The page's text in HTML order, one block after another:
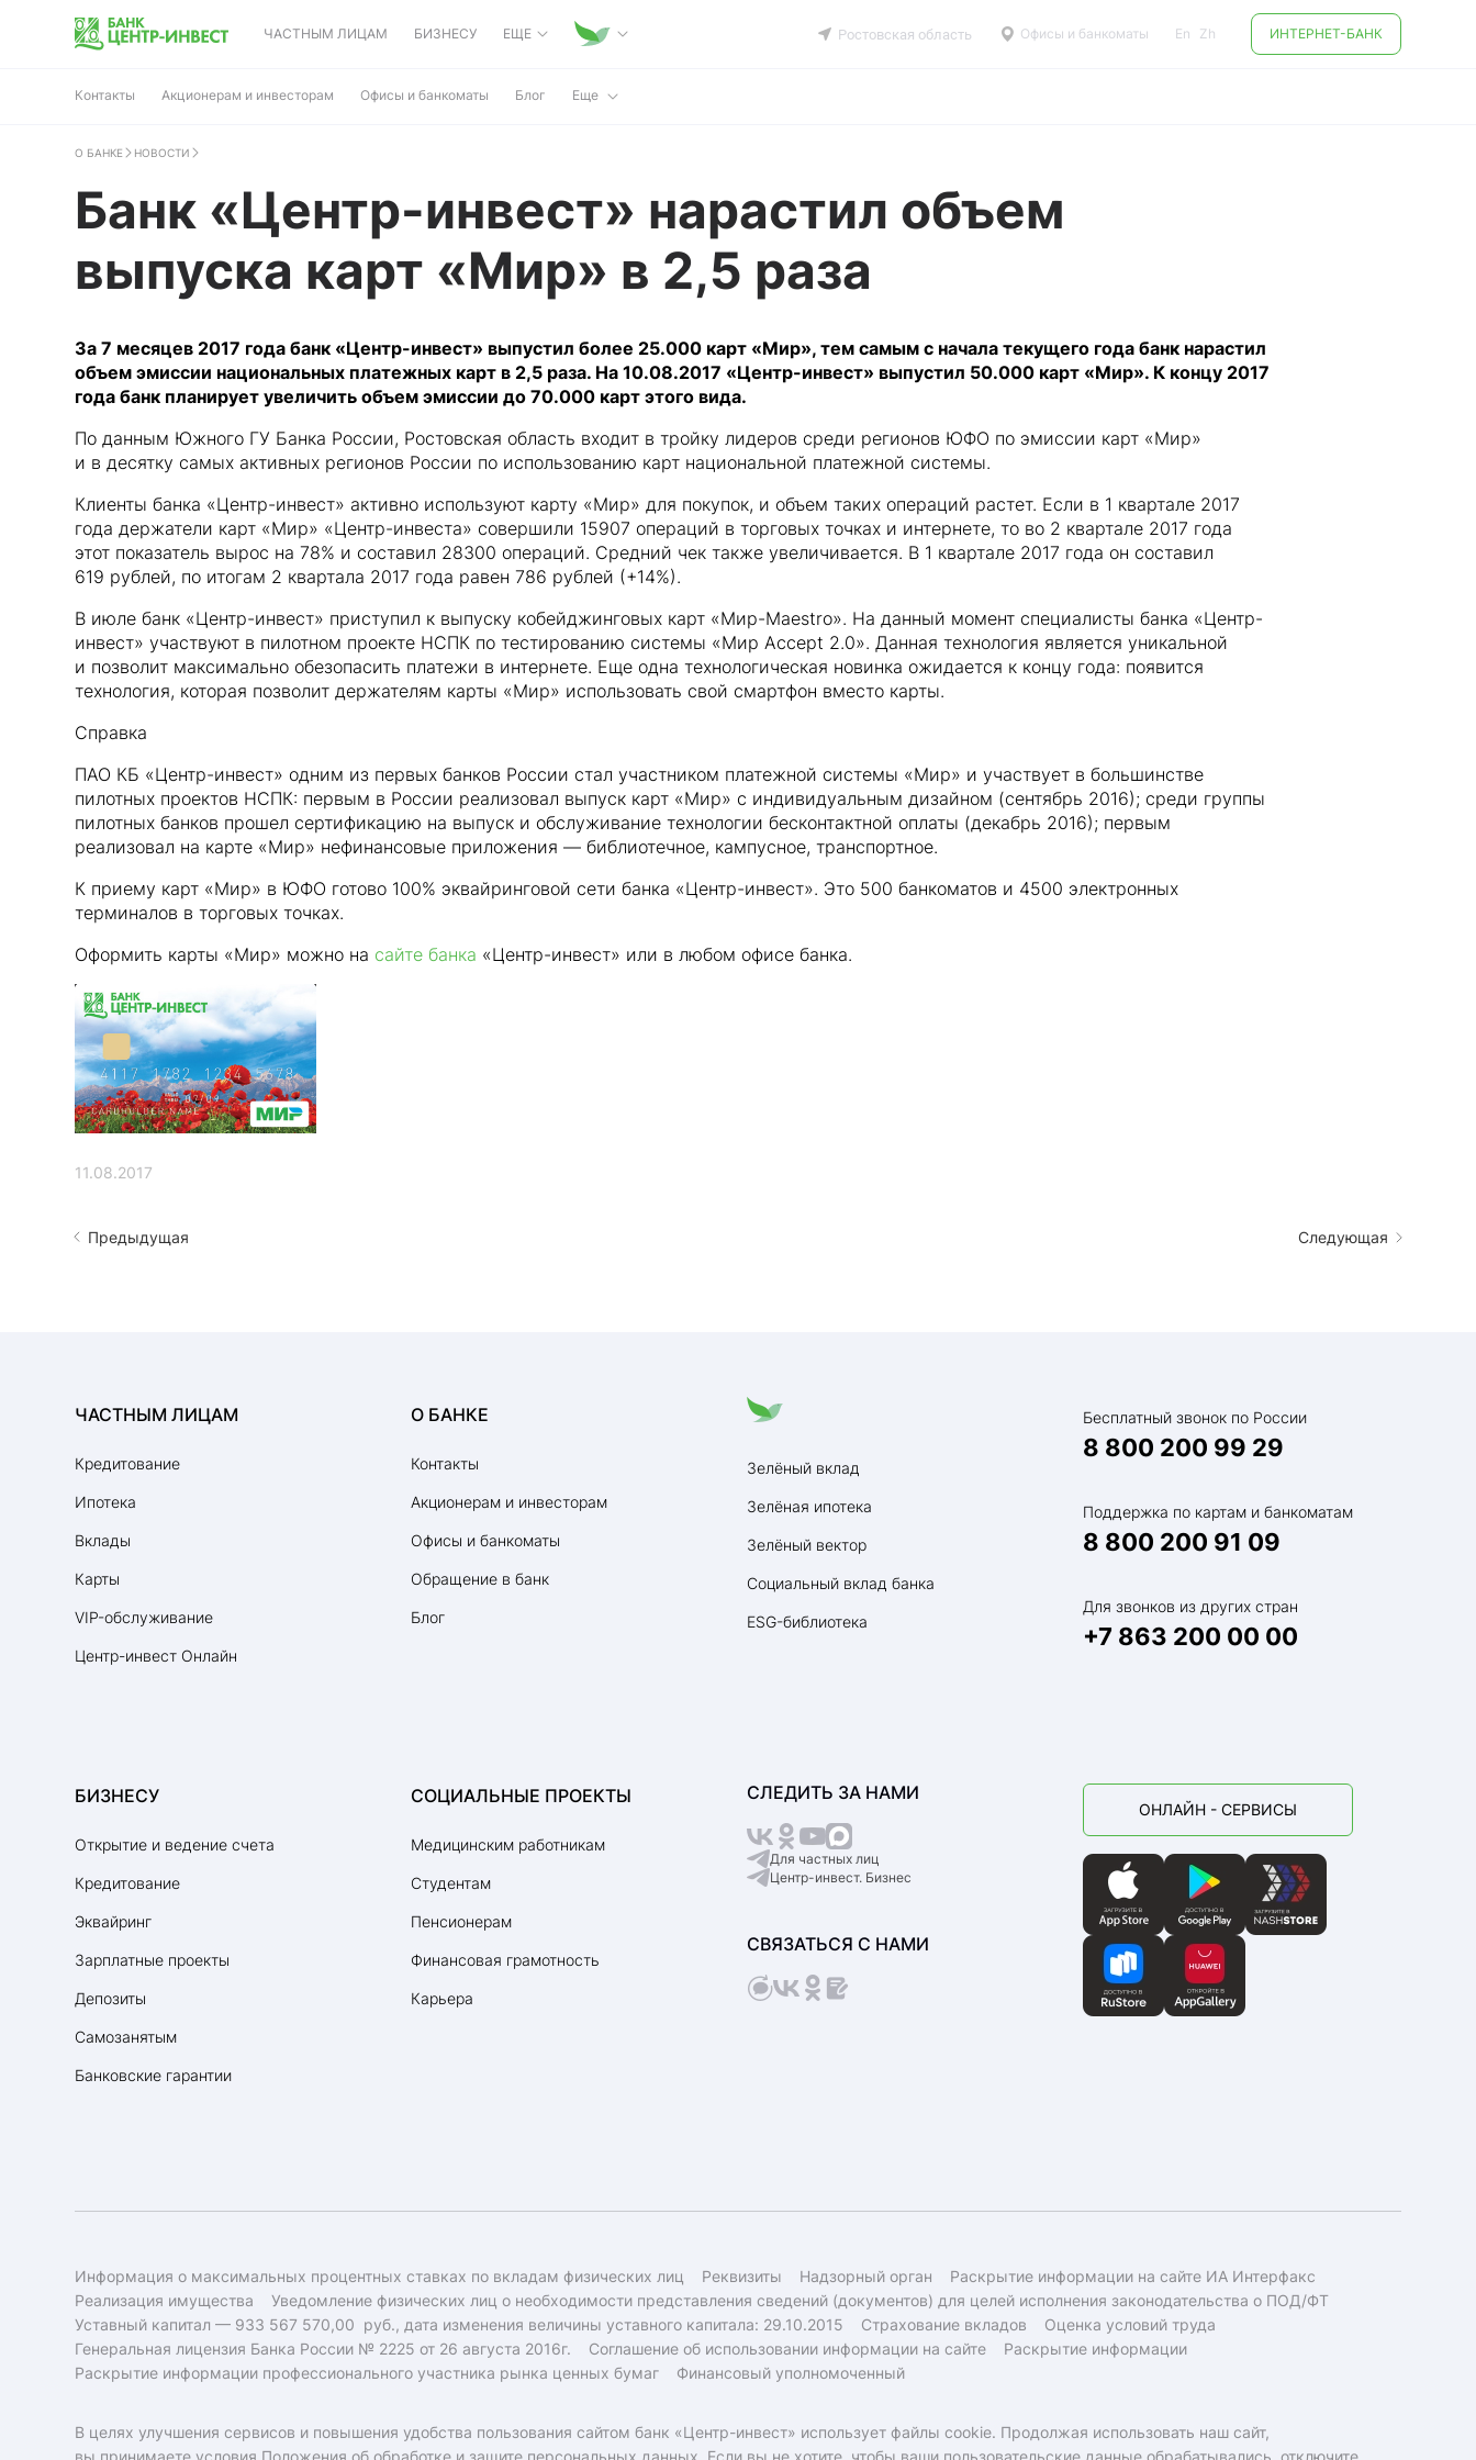
ЧАСТНЫМ ЛИЦАМ БИЗНЕСУ ЕЩЕ Ростовская область Офисы и банкоматы En Zh ИНТЕРНЕТ-БАНК
Контакты Акционерам и инвесторам Офисы и банкоматы Блог Еще
О БАНКЕ НОВОСТИ
Банк «Центр-инвест» нарастил объем
выпуска карт «Мир» в 2,5 раза
За 7 месяцев 2017 года банк «Центр-инвест» выпустил более 25.000 карт «Мир», тем самым с начала текущего года банк нарастил
объем эмиссии национальных платежных карт в 2,5 раза. На 10.08.2017 «Центр-инвест» выпустил 50.000 карт «Мир». К концу 2017
года банк планирует увеличить объем эмиссии до 70.000 карт этого вида.
По данным Южного ГУ Банка России, Ростовская область входит в тройку лидеров среди регионов ЮФО по эмиссии карт «Мир»
и в десятку самых активных регионов России по использованию карт национальной платежной системы.
Клиенты банка «Центр-инвест» активно используют карту «Мир» для покупок, и объем таких операций растет. Если в 1 квартале 2017
года держатели карт «Мир» «Центр-инвеста» совершили 15907 операций в торговых точках и интернете, то во 2 квартале 2017 года
этот показатель вырос на 78% и составил 28300 операций. Средний чек также увеличивается. В 1 квартале 2017 года он составил
619 рублей, по итогам 2 квартала 2017 года равен 786 рублей (+14%).
В июле банк «Центр-инвест» приступил к выпуску кобейджинговых карт «Мир-Maestro». На данный момент специалисты банка «Центр-
инвест» участвуют в пилотном проекте НСПК по тестированию системы «Мир Accept 2.0». Данная технология является уникальной
и позволит максимально обезопасить платежи в интернете. Еще одна технологическая новинка ожидается к концу года: появится
технология, которая позволит держателям карты «Мир» использовать свой смартфон вместо карты.
Справка
ПАО КБ «Центр-инвест» одним из первых банков России стал участником платежной системы «Мир» и участвует в большинстве
пилотных проектов НСПК: первым в России реализовал выпуск карт «Мир» с индивидуальным дизайном (сентябрь 2016); среди группы
пилотных банков прошел сертификацию на выпуск и обслуживание технологии бесконтактной оплаты (декабрь 2016); первым
реализовал на карте «Мир» нефинансовые приложения — библиотечное, кампусное, транспортное.
К приему карт «Мир» в ЮФО готово 100% эквайринговой сети банка «Центр-инвест». Это 500 банкоматов и 4500 электронных
терминалов в торговых точках.
Оформить карты «Мир» можно на сайте банка «Центр-инвест» или в любом офисе банка.
11.08.2017
Предыдущая Следующая
ЧАСТНЫМ ЛИЦАМ
Кредитование
Ипотека
Вклады
Карты
VIP-обслуживание
Центр-инвест Онлайн
БИЗНЕСУ
Открытие и ведение счета
Кредитование
Эквайринг
Зарплатные проекты
Депозиты
Самозанятым
Банковские гарантии
О БАНКЕ
Контакты
Акционерам и инвесторам
Офисы и банкоматы
Обращение в банк
Блог
СОЦИАЛЬНЫЕ ПРОЕКТЫ
Медицинским работникам
Студентам
Пенсионерам
Финансовая грамотность
Карьера
Зелёный вклад
Зелёная ипотека
Зелёный вектор
Социальный вклад банка
ESG-библиотека
СЛЕДИТЬ ЗА НАМИ
Для частных лиц
Центр-инвест. Бизнес
СВЯЗАТЬСЯ С НАМИ
Бесплатный звонок по России
8 800 200 99 29
Поддержка по картам и банкоматам
8 800 200 91 09
Для звонков из других стран
+7 863 200 00 00
ОНЛАЙН - СЕРВИСЫ
Информация о максимальных процентных ставках по вкладам физических лиц Реквизиты Надзорный орган
Раскрытие информации на сайте ИА Интерфакс
Реализация имущества
Уведомление физических лиц о необходимости представления сведений (документов) для целей исполнения законодательства о ПОД/ФТ
Уставный капитал — 933 567 570,00 руб., дата изменения величины уставного капитала: 29.10.2015
Страхование вкладов
Оценка условий труда
Генеральная лицензия Банка России № 2225 от 26 августа 2016г.
Соглашение об использовании информации на сайте
Раскрытие информации
Раскрытие информации профессионального участника рынка ценных бумаг
Финансовый уполномоченный
В целях улучшения сервисов и повышения удобства пользования сайтом банк «Центр-инвест» использует файлы cookie. Продолжая использовать наш сайт,